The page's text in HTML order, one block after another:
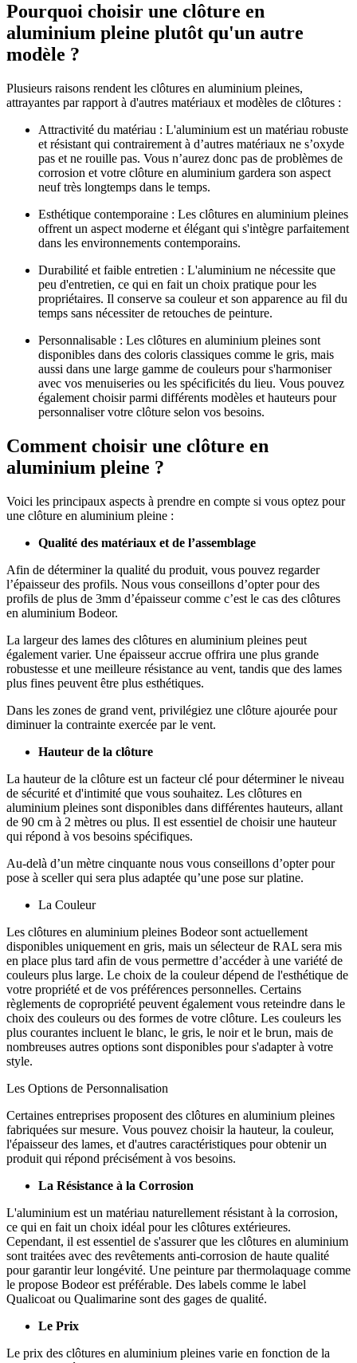
Pourquoi choisir une clôture en
aluminium pleine plutôt qu'un autre
modèle ?
Plusieurs raisons rendent les clôtures en aluminium pleines,
attrayantes par rapport à d'autres matériaux et modèles de clôtures :
Attractivité du matériau : L'aluminium est un matériau robuste
et résistant qui contrairement à d’autres matériaux ne s’oxyde
pas et ne rouille pas. Vous n’aurez donc pas de problèmes de
corrosion et votre clôture en aluminium gardera son aspect
neuf très longtemps dans le temps.
Esthétique contemporaine : Les clôtures en aluminium pleines
offrent un aspect moderne et élégant qui s'intègre parfaitement
dans les environnements contemporains.
Durabilité et faible entretien : L'aluminium ne nécessite que
peu d'entretien, ce qui en fait un choix pratique pour les
propriétaires. Il conserve sa couleur et son apparence au fil du
temps sans nécessiter de retouches de peinture.
Personnalisable : Les clôtures en aluminium pleines sont
disponibles dans des coloris classiques comme le gris, mais
aussi dans une large gamme de couleurs pour s'harmoniser
avec vos menuiseries ou les spécificités du lieu. Vous pouvez
également choisir parmi différents modèles et hauteurs pour
personnaliser votre clôture selon vos besoins.
Comment choisir une clôture en
aluminium pleine ?
Voici les principaux aspects à prendre en compte si vous optez pour
une clôture en aluminium pleine :
Qualité des matériaux et de l’assemblage
Afin de déterminer la qualité du produit, vous pouvez regarder
l’épaisseur des profils. Nous vous conseillons d’opter pour des
profils de plus de 3mm d’épaisseur comme c’est le cas des clôtures
en aluminium Bodeor.
La largeur des lames des clôtures en aluminium pleines peut
également varier. Une épaisseur accrue offrira une plus grande
robustesse et une meilleure résistance au vent, tandis que des lames
plus fines peuvent être plus esthétiques.
Dans les zones de grand vent, privilégiez une clôture ajourée pour
diminuer la contrainte exercée par le vent.
Hauteur de la clôture
La hauteur de la clôture est un facteur clé pour déterminer le niveau
de sécurité et d'intimité que vous souhaitez. Les clôtures en
aluminium pleines sont disponibles dans différentes hauteurs, allant
de 90 cm à 2 mètres ou plus. Il est essentiel de choisir une hauteur
qui répond à vos besoins spécifiques.
Au-delà d’un mètre cinquante nous vous conseillons d’opter pour
pose à sceller qui sera plus adaptée qu’une pose sur platine.
La Couleur
Les clôtures en aluminium pleines Bodeor sont actuellement
disponibles uniquement en gris, mais un sélecteur de RAL sera mis
en place plus tard afin de vous permettre d’accéder à une variété de
couleurs plus large. Le choix de la couleur dépend de l'esthétique de
votre propriété et de vos préférences personnelles. Certains
règlements de copropriété peuvent également vous reteindre dans le
choix des couleurs ou des formes de votre clôture. Les couleurs les
plus courantes incluent le blanc, le gris, le noir et le brun, mais de
nombreuses autres options sont disponibles pour s'adapter à votre
style.
Les Options de Personnalisation
Certaines entreprises proposent des clôtures en aluminium pleines
fabriquées sur mesure. Vous pouvez choisir la hauteur, la couleur,
l'épaisseur des lames, et d'autres caractéristiques pour obtenir un
produit qui répond précisément à vos besoins.
La Résistance à la Corrosion
L'aluminium est un matériau naturellement résistant à la corrosion,
ce qui en fait un choix idéal pour les clôtures extérieures.
Cependant, il est essentiel de s'assurer que les clôtures en aluminium
sont traitées avec des revêtements anti-corrosion de haute qualité
pour garantir leur longévité. Une peinture par thermolaquage comme
le propose Bodeor est préférable. Des labels comme le label
Qualicoat ou Qualimarine sont des gages de qualité.
Le Prix
Le prix des clôtures en aluminium pleines varie en fonction de la